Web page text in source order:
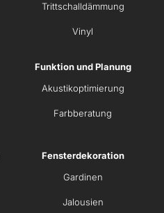
Trittschalldämmung
Vinyl
Funktion und Planung
Akustikoptimierung
Farbberatung
Fensterdekoration
Gardinen
Jalousien